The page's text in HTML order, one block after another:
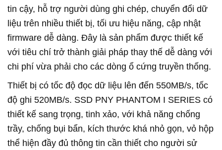
tin cậy, hỗ trợ người dùng ghi chép, chuyển đổi dữ
liệu trên nhiều thiết bị, tối ưu hiệu năng, cập nhật
firmware dễ dàng. Đây là sản phẩm được thiết kế
với tiêu chí trở thành giải pháp thay thế dễ dàng với
chi phí vừa phải cho các dòng ổ cứng truyền thống.
Thiết bị có tốc độ đọc dữ liệu lên đến 550MB/s, tốc
độ ghi 520MB/s. SSD PNY PHANTOM I SERIES có
thiết kế sang trọng, tinh xảo, với khả năng chống
trầy, chống bụi bẩn, kích thước khá nhỏ gọn, vỏ hộp
thể hiện đầy đủ thông tin cần thiết cho người sử